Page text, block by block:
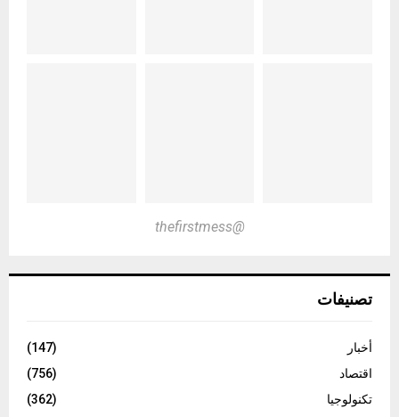
@thefirstmess
تصنيفات
أخبار
(147)
اقتصاد
(756)
تكنولوجيا
(362)